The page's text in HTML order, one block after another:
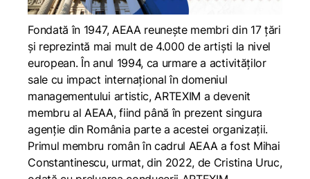
Fondată în 1947, AEAA reunește membri din 17 țări
și reprezintă mai mult de 4.000 de artiști la nivel
european. În anul 1994, ca urmare a activităților
sale cu impact internațional în domeniul
managementului artistic, ARTEXIM a devenit
membru al AEAA, fiind până în prezent singura
agenție din România parte a acestei organizații.
Primul membru român în cadrul AEAA a fost Mihai
Constantinescu, urmat, din 2022, de Cristina Uruc,